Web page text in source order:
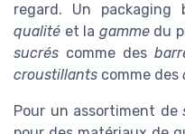
regard. Un
qualité et la gammedu
sucrés comme des
croustillants comme des
Pour un assortiment de